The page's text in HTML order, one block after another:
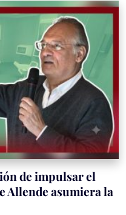
de impulsar el
Allende asumiera la